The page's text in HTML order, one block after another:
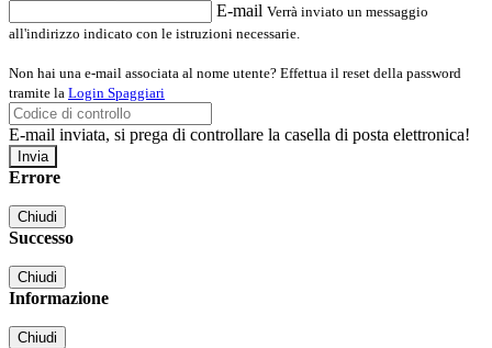
E-mail Verrà inviato un messaggio
all'indirizzo indicato con le istruzioni necessarie.
Non hai una e-mail associata al nome utente? Effettua il reset della password
tramite la Login Spaggiari
E-mail inviata, si prega di controllare la casella di posta elettronica!
Errore
Chiudi
Successo
Chiudi
Informazione
Chiudi